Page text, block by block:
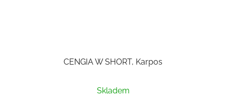
CENGIA W SHORT, Karpos
Skladem